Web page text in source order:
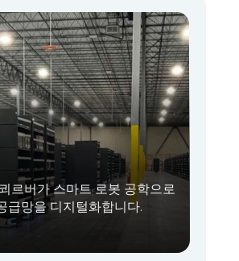
르버가 스마트 로봇 공학으로
급망을 디지털화합니다.